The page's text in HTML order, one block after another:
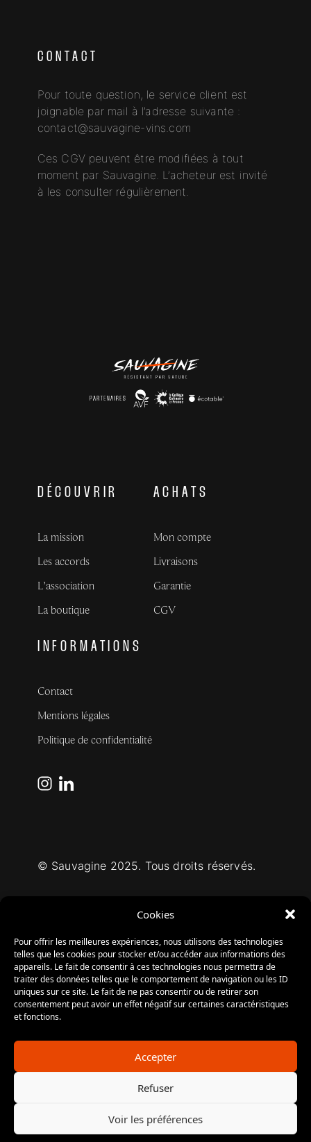
Cookies
Pour offrir les meilleures expériences, nous utilisons des technologies
telles que les cookies pour stocker et/ou accéder aux informations des
appareils. Le fait de consentir à ces technologies nous permettra de
traiter des données telles que le comportement de navigation ou les ID
uniques sur ce site. Le fait de ne pas consentir ou de retirer son
consentement peut avoir un effet négatif sur certaines caractéristiques
et fonctions.
Accepter
Refuser
Voir les préférences
CONTACT
Pour toute question, le service client est
joignable par mail à l’adresse suivante :
contact@sauvagine-vins.com
Ces CGV peuvent être modifiées à tout
moment par Sauvagine. L’acheteur est invité
à les consulter régulièrement.
DÉCOUVRIR
La mission
Les accords
L’association
La boutique
ACHATS
Mon compte
Livraisons
Garantie
CGV
INFORMATIONS
Contact
Mentions légales
Politique de confidentialité
© Sauvagine 2025. Tous droits réservés.
Interdiction de vente de boissons
alcooliques aux mineurs de moins
de 18 ans.
La preuve de majorité de
l’acheteur est exigée au moment
CODE DE LA SANTÉ PUBLIQUE,
ART. L. 3342-1 et L. 3353-3.
DANGEREUX POUR LA SANTÉ.
À CONSOMMER AVEC
MODÉRATION.